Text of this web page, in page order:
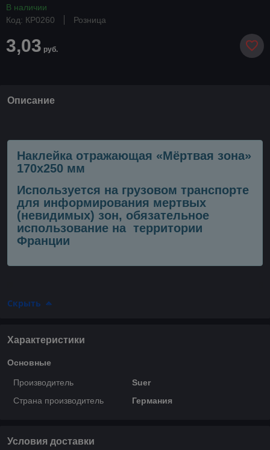
В наличии
Код: КР0260
Розница
3,03 руб.
Описание
Наклейка отражающая «Мёртвая зона»
170х250 мм
Используется на грузовом транспорте
для информирования мертвых
(невидимых) зон, обязательное
использование на территории
Франции
Скрыть
Характеристики
Основные
Производитель
Suer
Страна производитель
Германия
Условия доставки